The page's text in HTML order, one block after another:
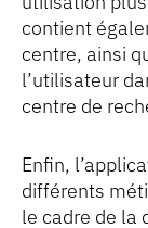
contient
centre, ainsi
l’utilisateur
centre de
Enfin,
différents
le cadre de la